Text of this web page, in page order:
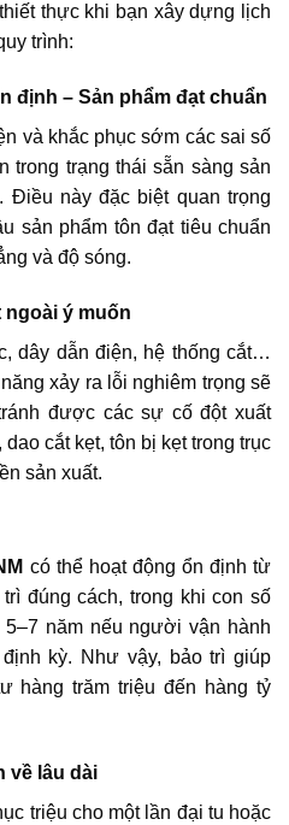
thực khi bạn xây dựng lịch
trình:
định – Sản phẩm đạt chuẩn
và khắc phục sớm các sai số
trong trạng thái sẵn sàng sản
Điều này đặc biệt quan trọng
sản phẩm tôn đạt tiêu chuẩn
và độ sóng.
ngoài ý muốn
dây dẫn điện, hệ thống cắt…
xảy ra lỗi nghiêm trọng sẽ
được các sự cố đột xuất
cắt kẹt, tôn bị kẹt trong trục
sản xuất.
có thể hoạt động ổn định từ
đúng cách, trong khi con số
năm nếu người vận hành
kỳ. Như vậy, bảo trì giúp
hàng trăm triệu đến hàng tỷ
về lâu dài
triệu cho một lần đại tu hoặc